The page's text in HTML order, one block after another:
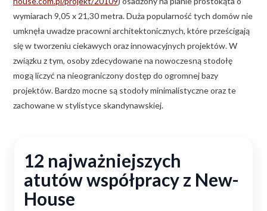
wymiarach 9,05 x 21,30 metra. Duża popularność tych domów nie
umknęła uwadze pracowni architektonicznych, które prześcigają
się w tworzeniu ciekawych oraz innowacyjnych projektów. W
związku z tym, osoby zdecydowane na nowoczesną stodołę
mogą liczyć na nieograniczony dostęp do ogromnej bazy
projektów. Bardzo mocne są stodoły minimalistyczne oraz te
zachowane w stylistyce skandynawskiej.
12 najważniejszych
atutów współpracy z New-
House